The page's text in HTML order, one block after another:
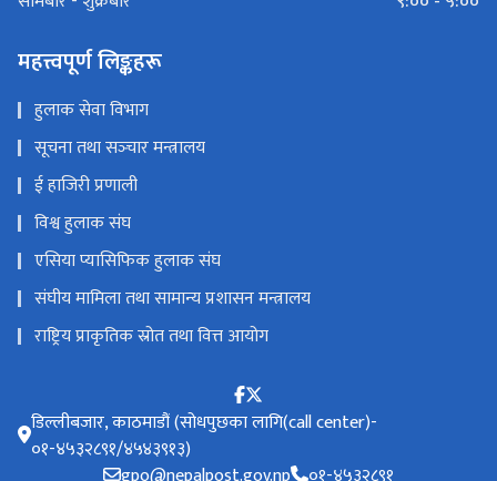
महत्त्वपूर्ण लिङ्कहरू
हुलाक सेवा विभाग
सूचना तथा सञ्‍चार मन्त्रालय
ई हाजिरी प्रणाली
विश्व हुलाक संघ
एसिया प्यासिफिक हुलाक संघ
संघीय मामिला तथा सामान्य प्रशासन मन्त्रालय
राष्ट्रिय प्राकृतिक स्रोत तथा वित्त आयोग
डिल्लीबजार, काठमाडौं (सोधपुछका लागि(call center)-
०१-४५३२८९१/४५४३९१३)